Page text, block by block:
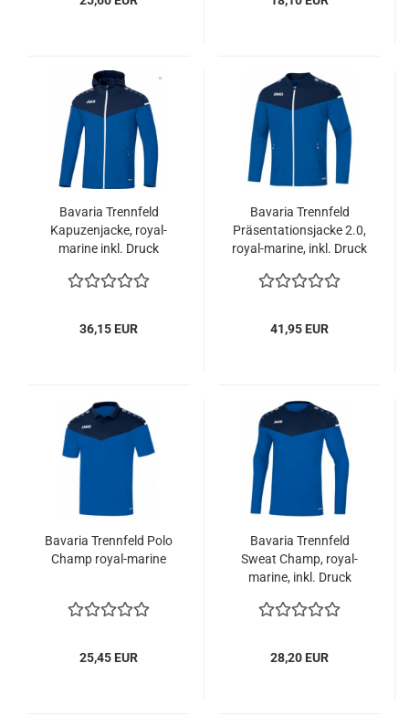
Bavaria Trennfeld
Kapuzenjacke, royal-
marine inkl. Druck
36,15 EUR
Bavaria Trennfeld
Präsentationsjacke 2.0,
royal-marine, inkl. Druck
41,95 EUR
Bavaria Trennfeld Polo
Champ royal-marine
25,45 EUR
Bavaria Trennfeld
Sweat Champ, royal-
marine, inkl. Druck
28,20 EUR